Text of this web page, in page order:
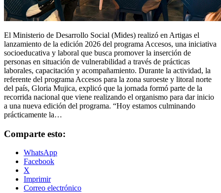
El Ministerio de Desarrollo Social (Mides) realizó en Artigas el
lanzamiento de la edición 2026 del programa Accesos, una iniciativa
socioeducativa y laboral que busca promover la inserción de
personas en situación de vulnerabilidad a través de prácticas
laborales, capacitación y acompañamiento. Durante la actividad, la
referente del programa Accesos para la zona suroeste y litoral norte
del país, Gloria Mujica, explicó que la jornada formó parte de la
recorrida nacional que viene realizando el organismo para dar inicio
a una nueva edición del programa. “Hoy estamos culminando
prácticamente la…
Comparte esto:
WhatsApp
Facebook
X
Imprimir
Correo electrónico